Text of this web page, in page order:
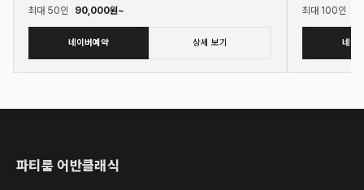
최대 50인 90,000원~
네이버예약 상세 보기
최대 100인
네이
파티룸 어반클래식